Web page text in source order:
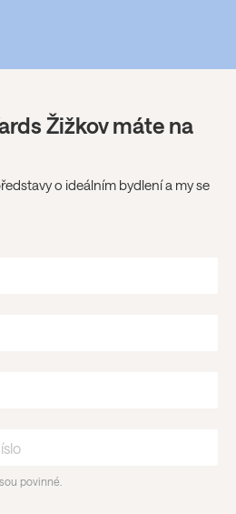
Žižkov máte na
o ideálním bydlení a my se
povinné.